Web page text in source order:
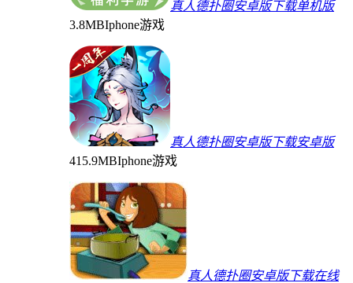
真人德扑圈安卓版下载单机版
3.8MBIphone游戏
真人德扑圈安卓版下载安卓版
415.9MBIphone游戏
真人德扑圈安卓版下载在线